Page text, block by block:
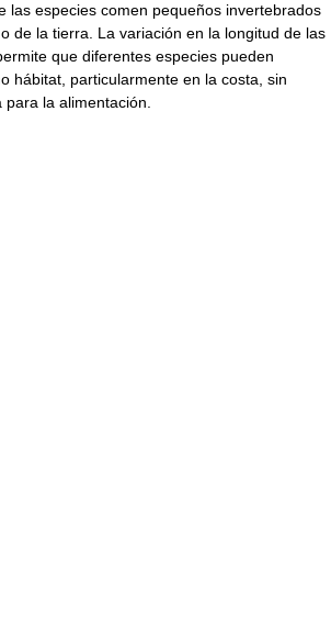
las especies comen pequeños invertebrados
de la tierra. La variación en la longitud de las
que diferentes especies pueden
hábitat, particularmente en la costa, sin
la alimentación.